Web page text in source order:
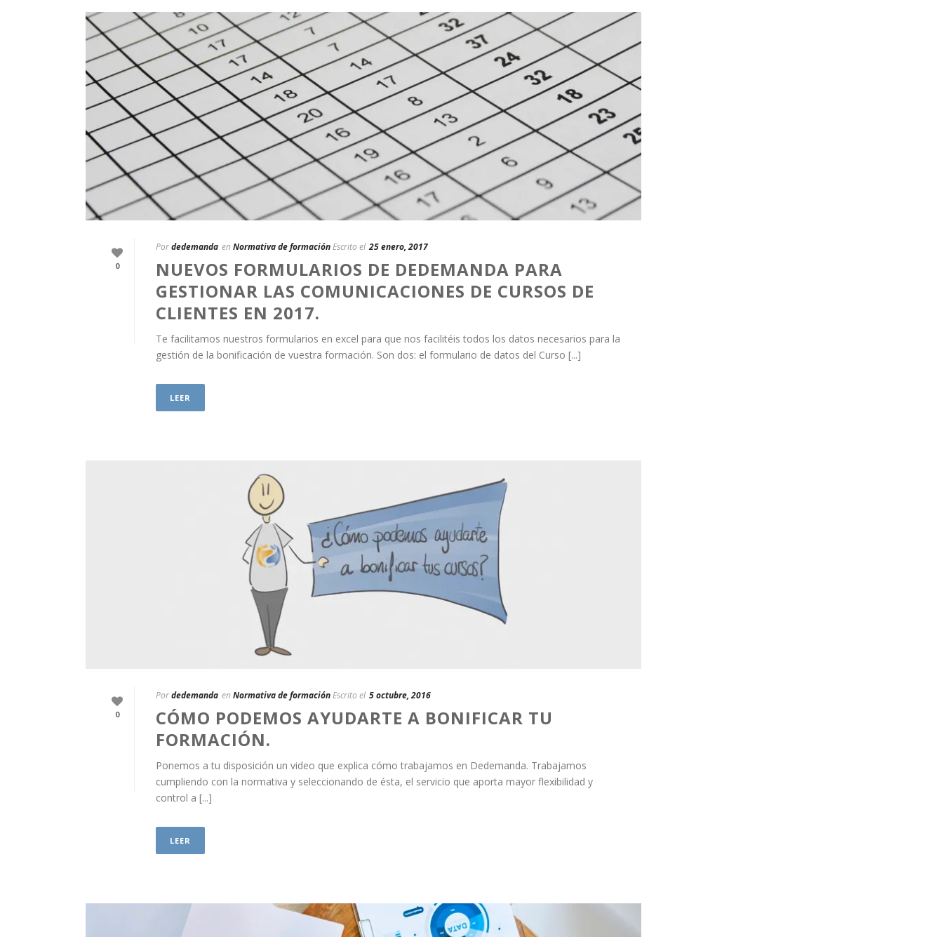
0
Pordedemanda en Normativa de formaciónEscrito el 25 enero, 2017
NUEVOS FORMULARIOS DE DEDEMANDA PARA
GESTIONAR LAS COMUNICACIONES DE CURSOS DE
CLIENTES EN 2017.
Te facilitamos nuestros formularios en excel para que nos facilitéis todos los datos necesarios para la
gestión de la bonificación de vuestra formación. Son dos: el formulario de datos del Curso [...]
LEER
0
Pordedemanda en Normativa de formaciónEscrito el 5 octubre, 2016
CÓMO PODEMOS AYUDARTE A BONIFICAR TU
FORMACIÓN.
Ponemos a tu disposición un video que explica cómo trabajamos en Dedemanda. Trabajamos
cumpliendo con la normativa y seleccionando de ésta, el servicio que aporta mayor flexibilidad y
control a [...]
LEER